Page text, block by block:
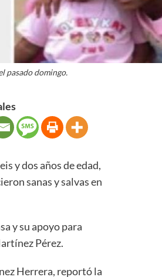
pasado domingo.
y dos años de edad,
sanas y salvas en
y su apoyo para
Pérez.
Herrera, reportó la